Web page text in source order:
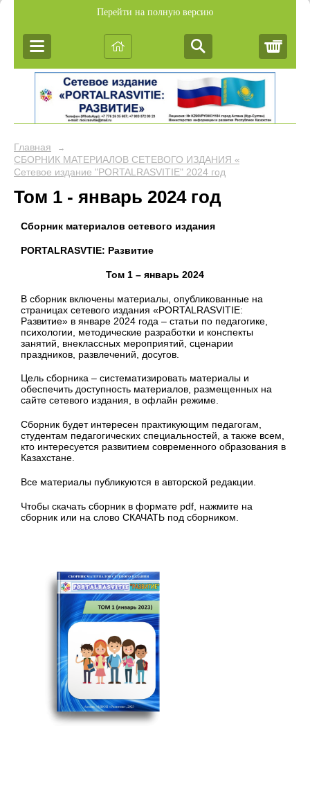
Перейти на полную версию
Главная →
СБОРНИК МАТЕРИАЛОВ СЕТЕВОГО ИЗДАНИЯ
Сетевое издание "PORTALRASVITIE" 2024 год
Том 1 - январь 2024 год
Сборник материалов сетевого издания
PORTALRASVTIE: Развитие
Том 1 – январь 2024
В сборник включены материалы, опубликованные на
страницах сетевого издания «PORTALRASVITIE:
Развитие» в январе 2024 года – статьи по педагогике,
психологии, методические разработки и конспекты
занятий, внеклассных мероприятий, сценарии
праздников, развлечений, досугов.
Цель сборника – систематизировать материалы и
обеспечить доступность материалов, размещенных на
сайте сетевого издания, в офлайн режиме.
Сборник будет интересен практикующим педагогам,
студентам педагогических специальностей, а также всем,
кто интересуется развитием современного образования в
Казахстане.
Все материалы публикуются в авторской редакции.
Чтобы скачать сборник в формате pdf, нажмите на
сборник или на слово СКАЧАТЬ под сборником.